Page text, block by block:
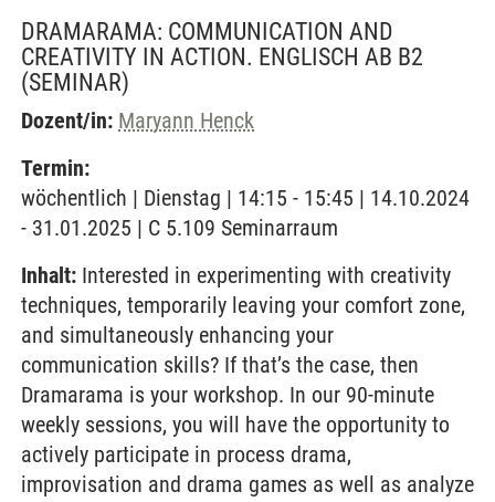
DRAMARAMA: COMMUNICATION AND
CREATIVITY IN ACTION. ENGLISCH AB B2
(SEMINAR)
Dozent/in: Maryann Henck
Termin:
wöchentlich | Dienstag | 14:15 - 15:45 | 14.10.2024
- 31.01.2025 | C 5.109 Seminarraum
Inhalt: Interested in experimenting with creativity
techniques, temporarily leaving your comfort zone,
and simultaneously enhancing your
communication skills? If that’s the case, then
Dramarama is your workshop. In our 90-minute
weekly sessions, you will have the opportunity to
actively participate in process drama,
improvisation and drama games as well as analyze